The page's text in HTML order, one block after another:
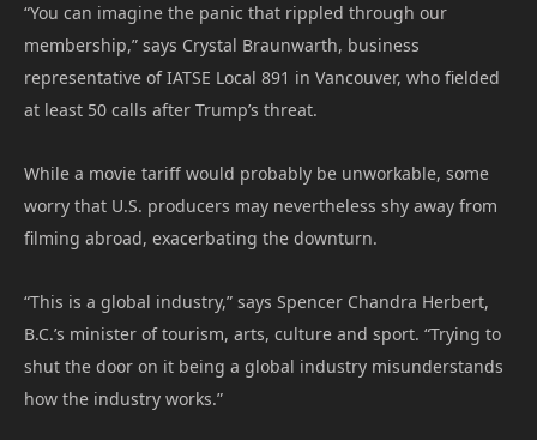
“You can imagine the panic that rippled through our
membership,” says Crystal Braunwarth, business
representative of IATSE Local 891 in Vancouver, who fielded
at least 50 calls after Trump’s threat.
While a movie tariff would probably be unworkable, some
worry that U.S. producers may nevertheless shy away from
filming abroad, exacerbating the downturn.
“This is a global industry,” says Spencer Chandra Herbert,
B.C.’s minister of tourism, arts, culture and sport. “Trying to
shut the door on it being a global industry misunderstands
how the industry works.”